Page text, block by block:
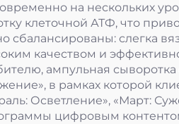
на нескольких
клеточной АТФ, что
слегка
качеством и
ампульная сыворотка
в рамках которой
Осветление», «Март:
цифровым